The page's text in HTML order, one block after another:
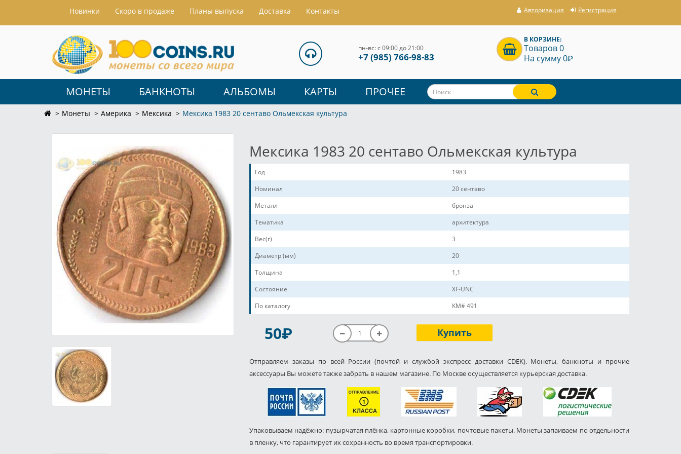
Hовинки Скоро в продаже Планы выпуска Доставка Контакты Авторизация Регистрация
пн-вс: с 09:00 до 21:00
+7 (985) 766-98-83
В КОРЗИНЕ:
Товаров 0
На сумму 0P
МОНЕТЫ БАНКНОТЫ АЛЬБОМЫ КАРТЫ ПРОЧЕЕ
Монеты Америка Мексика Мексика 1983 20 сентаво Ольмекская культура
Мексика 1983 20 сентаво Ольмекская культура
Год
1983
Номинал
20 сентаво
Металл
бронза
Тематика
архитектура
Вес(г)
3
Диаметр (мм)
20
Толщина
1,1
Состояние
XF-UNC
По каталогу
KM# 491
50P Купить
Отправляем заказы по всей России (почтой и службой экспресс доставки CDEK). Монеты, банкноты и прочие
аксессуары Вы можете также забрать в нашем магазине. По Москве осуществляется курьерская доставка.
Упаковываем надёжно: пузырчатая плёнка, картонные коробки, почтовые пакеты. Монеты запаиваем по отдельности
в пленку, что гарантирует их сохранность во время транспортировки.